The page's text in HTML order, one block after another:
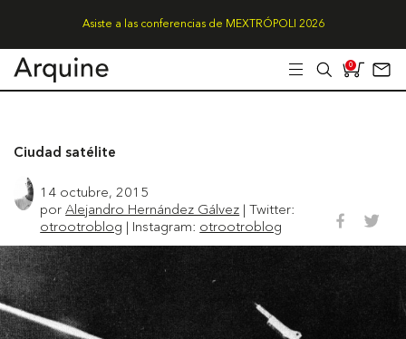
Asiste a las conferencias de MEXTRÓPOLI 2026
0
Ciudad satélite
14 octubre, 2015
porAlejandro Hernández Gálvez | Twitter:
otrootroblog | Instagram: otrootroblog